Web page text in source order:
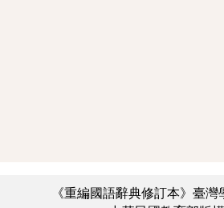
《重編國語辭典修訂本》臺灣